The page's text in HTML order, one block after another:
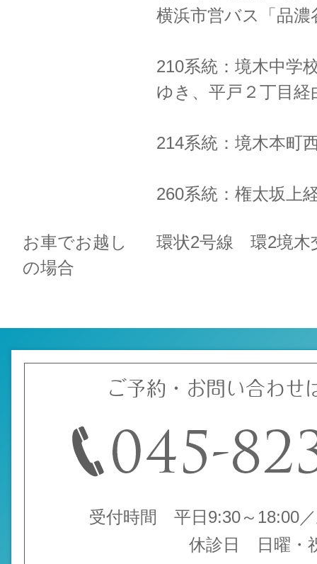
横浜市営バス「品
210系統：境木中学
ゆき、 平戸２丁目経
214系統：境木本町
260系統：権太坂上
お車でお越し
の場合
環状2号線 環2境木
ご予約・お問い合わせ
受付時間 平日9:30～18:00
休診日 日曜・